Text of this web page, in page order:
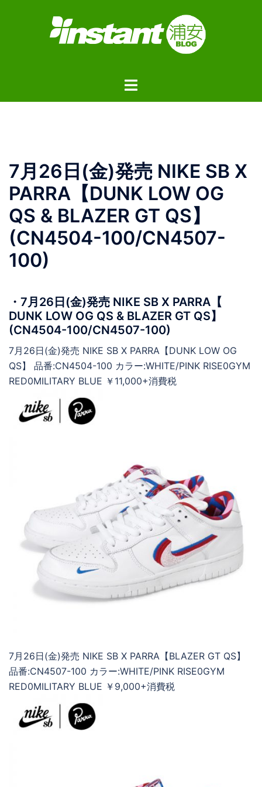
ト
ー
7月26日(金)発売 NIKE SB X
PARRA【DUNK LOW OG
QS & BLAZER GT QS】
(CN4504-100/CN4507-
100)
・7月26日(金)発売 NIKE SB X PARRA【
DUNK LOW OG QS & BLAZER GT QS】
(CN4504-100/CN4507-100)
7月26日(金)発売 NIKE SB X PARRA【DUNK LOW OG
QS】 品番:CN4504-100 カラー:WHITE/PINK RISE0GYM
RED0MILITARY BLUE ￥11,000+消費税
7月26日(金)発売 NIKE SB X PARRA【BLAZER GT QS】
品番:CN4507-100 カラー:WHITE/PINK RISE0GYM
RED0MILITARY BLUE ￥9,000+消費税